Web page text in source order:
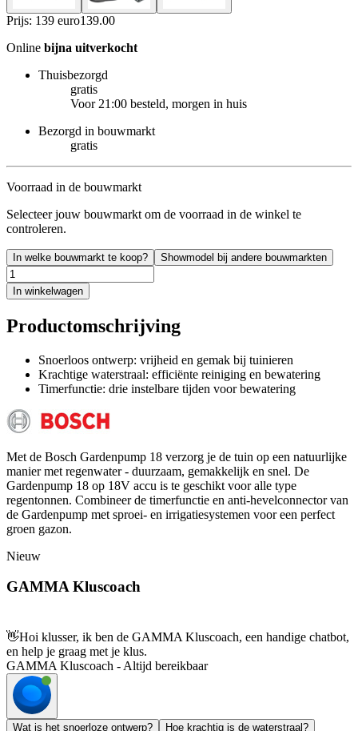
Prijs: 139 euro139.00
Online bijna uitverkocht
Thuisbezorgd
gratis
Voor 21:00 besteld, morgen in huis
Bezorgd in bouwmarkt
gratis
Voorraad in de bouwmarkt
Selecteer jouw bouwmarkt om de voorraad in de winkel te
controleren.
In welke bouwmarkt te koop? Showmodel bij andere bouwmarkten
In winkelwagen
Productomschrijving
Snoerloos ontwerp: vrijheid en gemak bij tuinieren
Krachtige waterstraal: efficiënte reiniging en bewatering
Timerfunctie: drie instelbare tijden voor bewatering
Met de Bosch Gardenpump 18 verzorg je de tuin op een natuurlijke
manier met regenwater - duurzaam, gemakkelijk en snel. De
Gardenpump 18 op 18V accu is te geschikt voor alle type
regentonnen. Combineer de timerfunctie en anti-hevelconnector van
de Gardenpump met sproei- en irrigatiesystemen voor een perfect
groen gazon.
Nieuw
GAMMA Kluscoach
👋Hoi klusser, ik ben de GAMMA Kluscoach, een handige chatbot,
en help je graag met je klus.
GAMMA Kluscoach - Altijd bereikbaar
Wat is het snoerloze ontwerp?
Hoe krachtig is de waterstraal?